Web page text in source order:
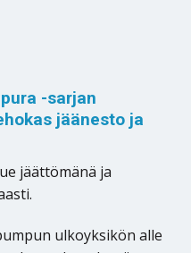
-sarjan
jäänesto ja
jäättömänä ja
ulkoyksikön alle